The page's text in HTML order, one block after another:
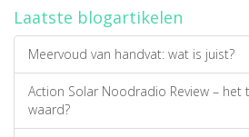
Laatste blogartikelen
Meervoud van handvat: wat is juist?
Action Solar Noodradio Review – het
waard?